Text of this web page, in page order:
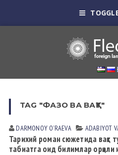
TAG "ФАЗО ВА ВАҚТ"
DARMONOY OʼRАEVА АDАBIYOT
Тарихий роман сюжетида вақт
табиатга оид билимлар